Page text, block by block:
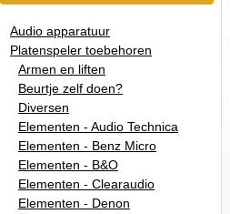
Audio apparatuur
Platenspeler toebehoren
Armen en liften
Beurtje zelf doen?
Diversen
Elementen - Audio Technica
Elementen - Benz Micro
Elementen - B&O
Elementen - Clearaudio
Elementen - Denon